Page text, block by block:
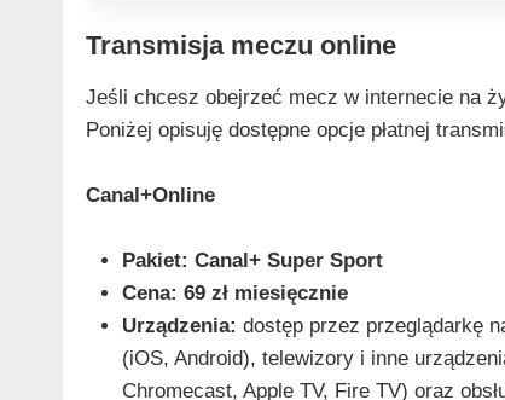
Transmisja meczu online
Jeśli chcesz obejrzeć mecz w internecie na
Poniżej opisuję dostępne opcje płatnej
Canal+Online
Pakiet: Canal+ Super Sport
Cena: 69 zł miesięcznie
Urządzenia: dostęp przez przeglądarkę
(iOS, Android), telewizory i inne
Chromecast, Apple TV, Fire TV) oraz